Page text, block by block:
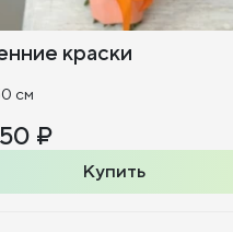
краски
см
₽
Купить